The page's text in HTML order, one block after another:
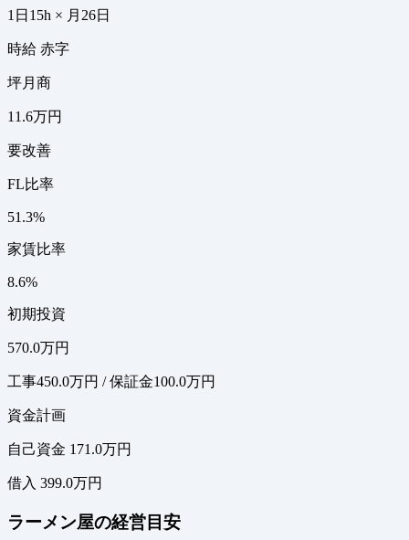
1日15h × 月26日
時給 赤字
坪月商
11.6万円
要改善
FL比率
51.3%
家賃比率
8.6%
初期投資
570.0万円
工事450.0万円 / 保証金100.0万円
資金計画
自己資金 171.0万円
借入 399.0万円
ラーメン屋の経営目安